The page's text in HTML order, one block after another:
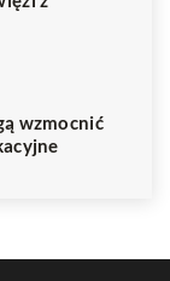
wzmocnić